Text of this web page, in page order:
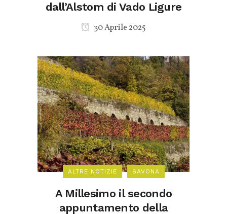
dall’Alstom di Vado Ligure
30 Aprile 2025
ALTRE NOTIZIE SAVONA
A Millesimo il secondo
appuntamento della